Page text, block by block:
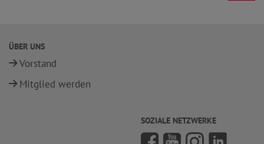
ÜBER UNS
Vorstand
Mitglied werden
SOZIALE NETZWERKE